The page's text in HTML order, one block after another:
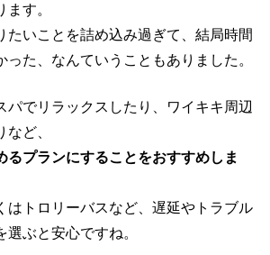
す。
たいことを詰め込み過ぎて、結局時間
った、なんていうこともありました。
パでリラックスしたり、ワイキキ周辺
ど、
るプランにすることをおすすめしま
はトロリーバスなど、遅延やトラブル
ぶと安心ですね。